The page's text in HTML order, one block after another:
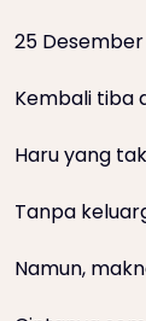
25
Kembali tiba
Haru yang
Tanpa
Namun,